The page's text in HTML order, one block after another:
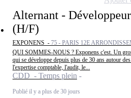
Alternant -
(H/F)
EXPONENS - 75 - PARIS 12E
QUI SOMMES-NOUS ? Exponens c'est. Un
qui se développe depuis plus de 30 ans autour
l'expertise comptable, l'audit, le...
CDD - Temps plein
Publié il y a plus de 30 jours